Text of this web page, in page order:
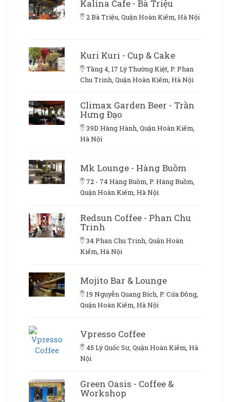
Kalina Cafe - Bà Triệu
2 Bà Triệu, Quận Hoàn Kiếm, Hà Nội
Kuri Kuri - Cup & Cake
Tầng 4, 17 Lý Thường Kiệt, P. Phan
Chu Trinh, Quận Hoàn Kiếm, Hà Nội
Climax Garden Beer - Trần
Hưng Đạo
39D Hàng Hành, Quận Hoàn Kiếm,
Hà Nội
Mk Lounge - Hàng Buồm
72 - 74 Hàng Buồm, P. Hàng Buồm,
Quận Hoàn Kiếm, Hà Nội
Redsun Coffee - Phan Chu
Trinh
34 Phan Chu Trinh, Quận Hoàn
Kiếm, Hà Nội
Mojito Bar & Lounge
19 Nguyễn Quang Bích, P. Cửa Đông,
Quận Hoàn Kiếm, Hà Nội
Vpresso Coffee
45 Lý Quốc Sư, Quận Hoàn Kiếm, Hà
Nội
Green Oasis - Coffee &
Workshop